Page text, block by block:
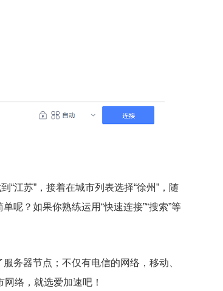
“江苏”，接着在城市列表选择“徐州”，随
呢？如果你熟练运用“快速连接”“搜索”等
务器节点；不仅有电信的网络，移动、
络，就选爱加速吧！